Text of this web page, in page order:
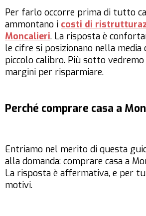
Per farlo occorre prima di tutto
ammontano i costi di
Moncalieri. La risposta è
le cifre si posizionano nella
piccolo calibro. Più sotto vedremo
margini per risparmiare.
Perché comprare casa a
Entriamo nel merito di questa
alla domanda: comprare casa a
La risposta è affermativa, e per
motivi.